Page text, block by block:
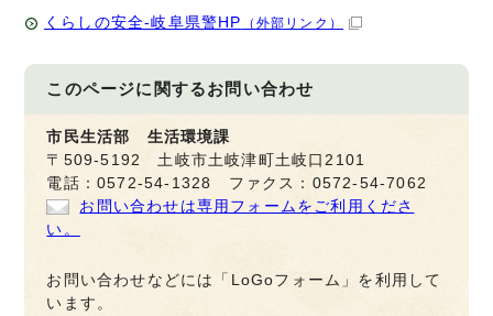
くらしの安全-岐阜県警HP （外部リンク）
このページに関するお問い合わせ
市民生活部 生活環境課
〒509-5192 土岐市土岐津町土岐口2101
電話：0572-54-1328 ファクス：0572-54-7062
お問い合わせは専用フォームをご利用くださ
い。
お問い合わせなどには「LoGoフォーム」を利用して
います。